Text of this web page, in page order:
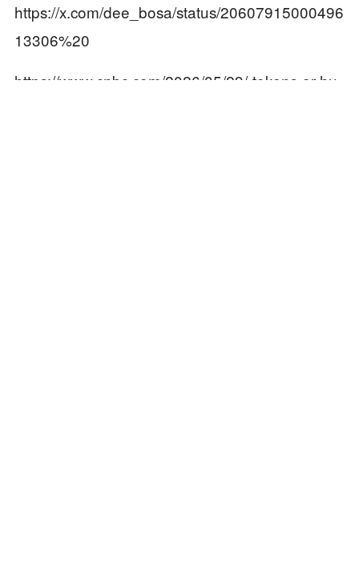
https://x.com/dee_bosa/status/20607915000496
13306%20
https://www.cnbc.com/2026/05/29/-tokens-or-hu